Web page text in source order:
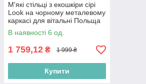
М'які стільці з екошкіри сірі
Look на чорному металевому
каркасі для вітальні Польща
В наявності 6 од.
1 759,12 ₴ 1 999 ₴
Купити